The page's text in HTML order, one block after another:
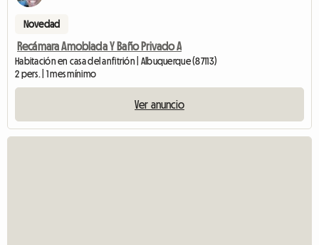
Novedad
Recámara Amoblada Y Baño Privado A
Habitación en casa del anfitrión | Albuquerque (87113)
2 pers. | 1 mes mínimo
Ver anuncio